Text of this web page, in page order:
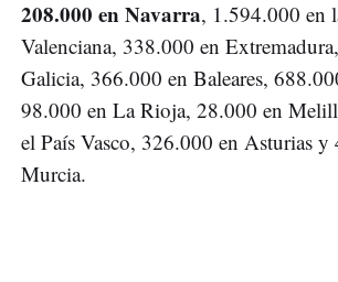
208.000 en Navarra, 1.594.000 en
Valenciana, 338.000 en
Galicia, 366.000 en Baleares,
98.000 en La Rioja, 28.000 en
el País Vasco, 326.000 en Asturias y
Murcia.